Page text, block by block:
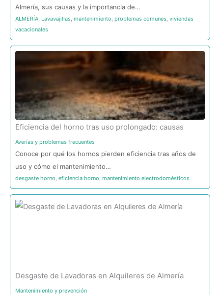
Almería, sus causas y la importancia de…
ALMERÍA, Lavavajillas, mantenimiento, problemas comunes, viviendas
vacacionales
Eficiencia del horno tras uso prolongado: causas
Averías y problemas frecuentes
Conoce por qué los hornos pierden eficiencia tras años de
uso y cómo el mantenimiento…
desgaste horno, eficiencia horno, mantenimiento electrodomésticos
Desgaste de Lavadoras en Alquileres de Almería
Mantenimiento y prevención